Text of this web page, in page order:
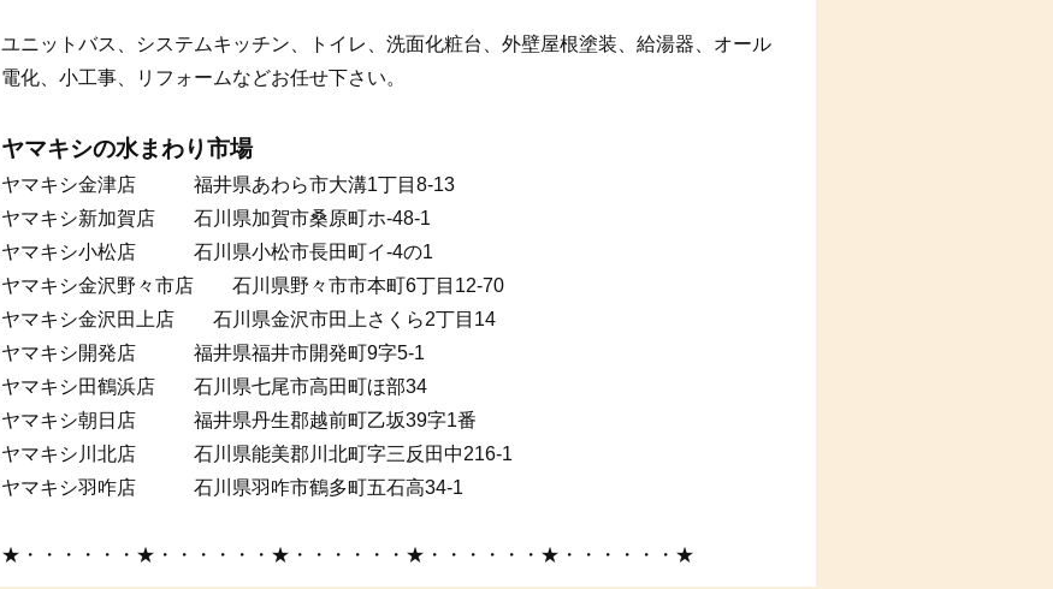
ユニットバス、システムキッチン、トイレ、洗面化粧台、外壁屋根塗装、給湯器、オール
電化、小工事、リフォームなどお任せ下さい。
ヤマキシの水まわり市場
ヤマキシ金津店 福井県あわら市大溝1丁目8-13
ヤマキシ新加賀店 石川県加賀市桑原町ホ-48-1
ヤマキシ小松店 石川県小松市長田町イ-4の1
ヤマキシ金沢野々市店 石川県野々市市本町6丁目12-70
ヤマキシ金沢田上店 石川県金沢市田上さくら2丁目14
ヤマキシ開発店 福井県福井市開発町9字5-1
ヤマキシ田鶴浜店 石川県七尾市高田町ほ部34
ヤマキシ朝日店 福井県丹生郡越前町乙坂39字1番
ヤマキシ川北店 石川県能美郡川北町字三反田中216-1
ヤマキシ羽咋店 石川県羽咋市鶴多町五石高34-1
★・・・・・・★・・・・・・★・・・・・・★・・・・・・★・・・・・・★